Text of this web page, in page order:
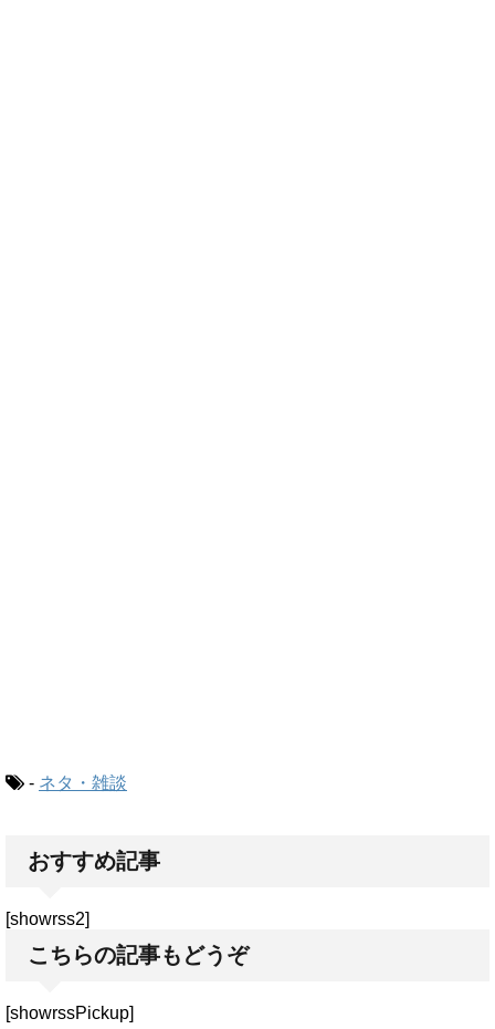
- ネタ・雑談
おすすめ記事
[showrss2]
こちらの記事もどうぞ
[showrssPickup]